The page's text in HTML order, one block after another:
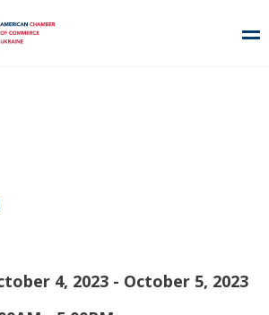
4, 2023 - October 5, 2023